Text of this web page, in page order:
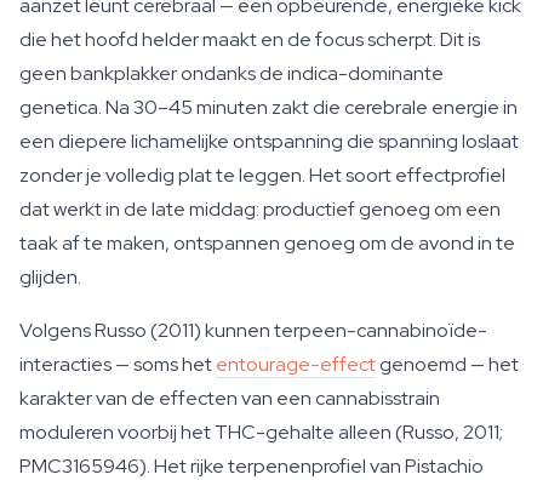
aanzet leunt cerebraal — een opbeurende, energieke kick
die het hoofd helder maakt en de focus scherpt. Dit is
geen bankplakker ondanks de indica-dominante
genetica. Na 30–45 minuten zakt die cerebrale energie in
een diepere lichamelijke ontspanning die spanning loslaat
zonder je volledig plat te leggen. Het soort effectprofiel
dat werkt in de late middag: productief genoeg om een
taak af te maken, ontspannen genoeg om de avond in te
glijden.
Volgens Russo (2011) kunnen terpeen-cannabinoïde-
interacties — soms hetentourage-effectgenoemd — het
karakter van de effecten van een cannabisstrain
moduleren voorbij het THC-gehalte alleen (Russo, 2011;
PMC3165946). Het rijke terpenenprofiel van Pistachio